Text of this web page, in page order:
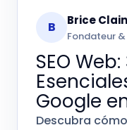
B Brice Clain
Fondateur
SEO
Google
Descubra